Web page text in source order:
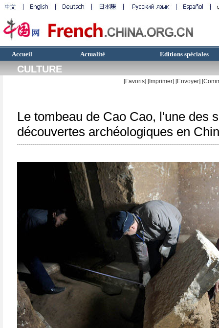
Accueil Actualité Editions spéciales
CULTURE
[Favoris] [Imprimer] [Envoyer]
Le tombeau de Cao Cao, l'une des
découvertes archéologiques en